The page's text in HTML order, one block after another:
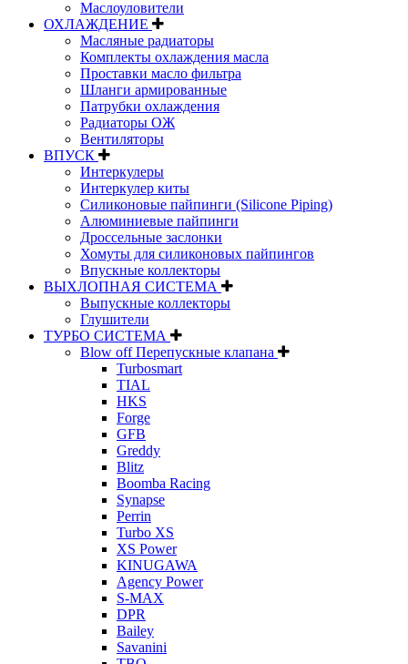
Маслоуловители
ОХЛАЖДЕНИЕ
Масляные радиаторы
Комплекты охлаждения масла
Проставки масло фильтра
Шланги армированные
Патрубки охлаждения
Радиаторы ОЖ
Вентиляторы
ВПУСК
Интеркулеры
Интеркулер киты
Силиконовые пайпинги (Silicone Piping)
Алюминиевые пайпинги
Дроссельные заслонки
Хомуты для силиконовых пайпингов
Впускные коллекторы
ВЫХЛОПНАЯ СИСТЕМА
Выпускные коллекторы
Глушители
ТУРБО СИСТЕМА
Blow off Перепускные клапана
Turbosmart
TIAL
HKS
Forge
GFB
Greddy
Blitz
Boomba Racing
Synapse
Perrin
Turbo XS
XS Power
KINUGAWA
Agency Power
S-MAX
DPR
Bailey
Savanini